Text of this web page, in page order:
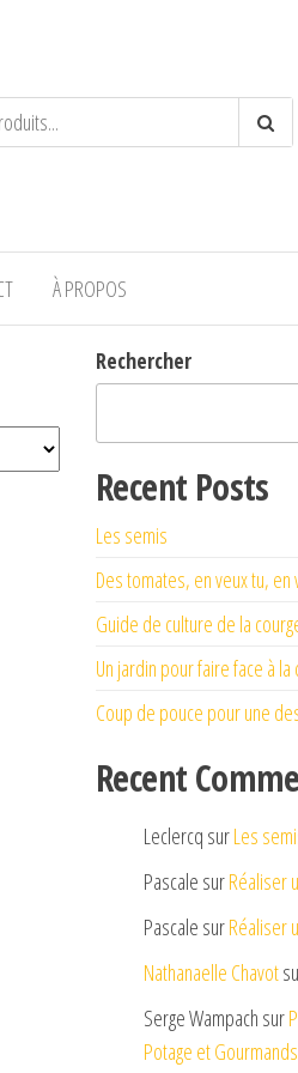
À PROPOS
Rechercher
Recent Posts
Les semis
Des tomates, en veux tu, en
Guide de culture de la
Un jardin pour faire face à la
Coup de pouce pour une
Recent
Leclercq surLes
Pascale surRéaliser
Pascale surRéaliser
Nathanaelle Chavot
Serge Wampach sur
Potage et